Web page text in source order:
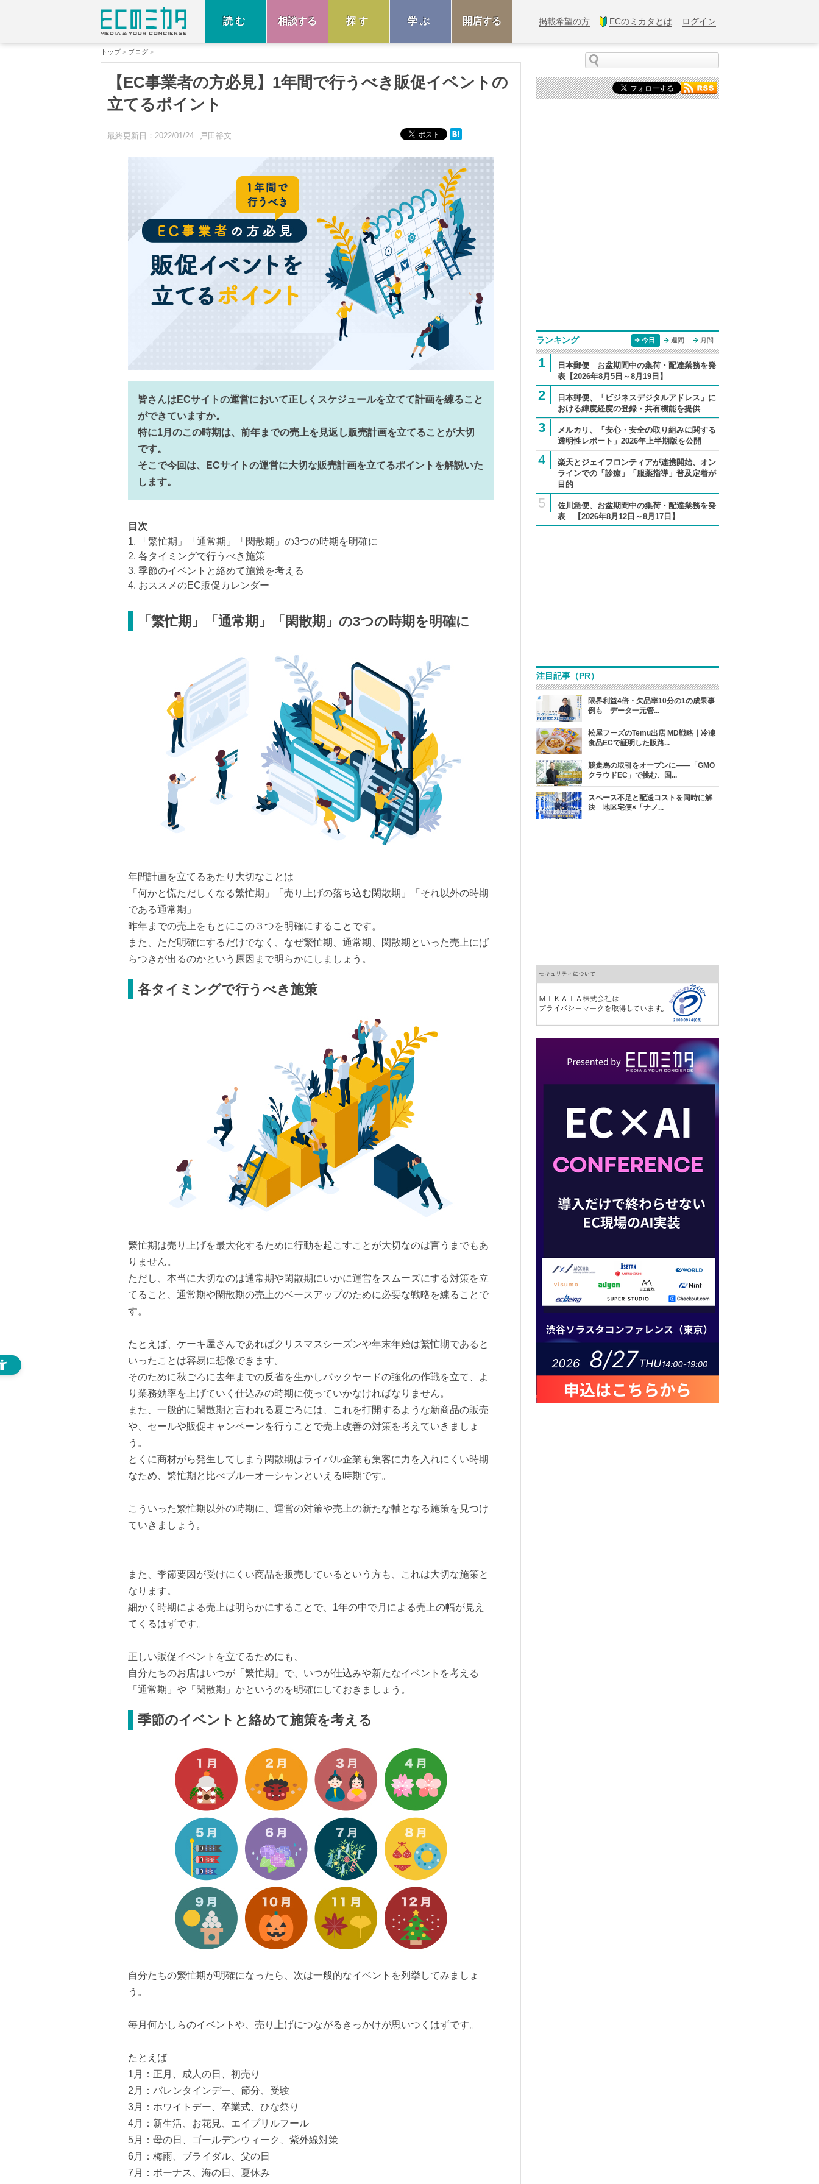
読む 相談する 探す 学ぶ 開店する 掲載希望の方 ECのミカタとは ログイン
トップ ブログ
【EC事業者の方必見】1年間で行うべき販促イベントの
立てるポイント
最終更新日： 2022/01/24 戸田裕文
皆さんはECサイトの運営において正しくスケジュールを立てて計画を練ること
ができていますか。
特に1月のこの時期は、前年までの売上を見返し販売計画を立てることが大切
です。
そこで今回は、ECサイトの運営に大切な販売計画を立てるポイントを解説いた
します。
目次
1. 「繁忙期」「通常期」「閑散期」の3つの時期を明確に
2. 各タイミングで行うべき施策
3. 季節のイベントと絡めて施策を考える
4. おススメのEC販促カレンダー
「繁忙期」「通常期」「閑散期」の3つの時期を明確に
年間計画を立てるあたり大切なことは
「何かと慌ただしくなる繁忙期」「売り上げの落ち込む閑散期」「それ以外の時期
である通常期」
昨年までの売上をもとにこの３つを明確にすることです。
また、ただ明確にするだけでなく、なぜ繁忙期、通常期、閑散期といった売上にば
らつきが出るのかという原因まで明らかにしましょう。
各タイミングで行うべき施策
繁忙期は売り上げを最大化するために行動を起こすことが大切なのは言うまでもあ
りません。
ただし、本当に大切なのは通常期や閑散期にいかに運営をスムーズにする対策を立
てること、通常期や閑散期の売上のベースアップのために必要な戦略を練ることで
す。
たとえば、ケーキ屋さんであればクリスマスシーズンや年末年始は繁忙期であると
いったことは容易に想像できます。
そのために秋ごろに去年までの反省を生かしバックヤードの強化の作戦を立て、よ
り業務効率を上げていく仕込みの時期に使っていかなければなりません。
また、一般的に閑散期と言われる夏ごろには、これを打開するような新商品の販売
や、セールや販促キャンペーンを行うことで売上改善の対策を考えていきましょ
う。
とくに商材がら発生してしまう閑散期はライバル企業も集客に力を入れにくい時期
なため、繁忙期と比べブルーオーシャンといえる時期です。
こういった繁忙期以外の時期に、運営の対策や売上の新たな軸となる施策を見つけ
ていきましょう。
また、季節要因が受けにくい商品を販売しているという方も、これは大切な施策と
なります。
細かく時期による売上は明らかにすることで、1年の中で月による売上の幅が見え
てくるはずです。
正しい販促イベントを立てるためにも、
自分たちのお店はいつが「繁忙期」で、いつが仕込みや新たなイベントを考える
「通常期」や「閑散期」かというのを明確にしておきましょう。
季節のイベントと絡めて施策を考える
自分たちの繁忙期が明確になったら、次は一般的なイベントを列挙してみましょ
う。
毎月何かしらのイベントや、売り上げにつながるきっかけが思いつくはずです。
たとえば
1月：正月、成人の日、初売り
2月：バレンタインデー、節分、受験
3月：ホワイトデー、卒業式、ひな祭り
4月：新生活、お花見、エイプリルフール
5月：母の日、ゴールデンウィーク、紫外線対策
6月：梅雨、ブライダル、父の日
7月：ボーナス、海の日、夏休み
ランキング 今日 週間 月間
1
日本郵便 お盆期間中の集荷・配達業務を発
表【2026年8月5日～8月19日】
2
日本郵便、「ビジネスデジタルアドレス」に
おける緯度経度の登録・共有機能を提供
3
メルカリ、「安心・安全の取り組みに関する
透明性レポート」2026年上半期版を公開
4
楽天とジェイフロンティアが連携開始、オン
ラインでの「診療」「服薬指導」普及定着が
目的
5
佐川急便、お盆期間中の集荷・配達業務を発
表 【2026年8月12日～8月17日】
注目記事（PR）
限界利益4倍・欠品率10分の1の成果事
例も データ一元管...
松屋フーズのTemu出店 MD戦略｜冷凍
食品ECで証明した販路...
競走馬の取引をオープンに――「GMO
クラウドEC」で挑む、国...
スペース不足と配送コストを同時に解
決 地区宅便×「ナノ...